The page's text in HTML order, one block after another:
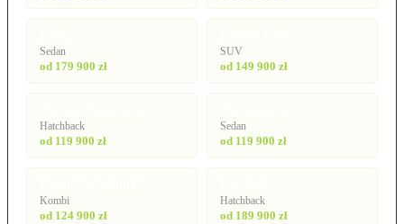
Sedan
od 179 900 zł
SUV
od 149 900 zł
Hatchback
od 119 900 zł
Sedan
od 119 900 zł
Kombi
od 124 900 zł
Hatchback
od 189 900 zł